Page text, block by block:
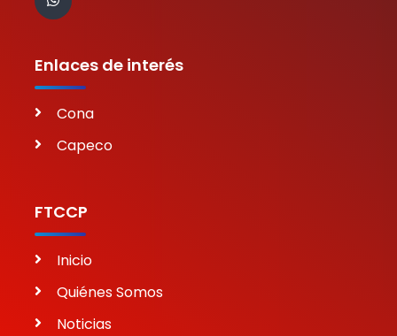
Enlaces de interés
Cona
Capeco
FTCCP
Inicio
Quiénes Somos
Noticias